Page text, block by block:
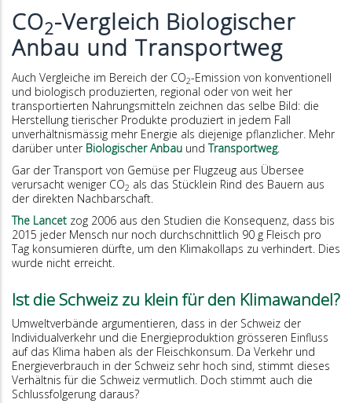
CO2-Vergleich Biologischer
Anbau und Transportweg
Auch Vergleiche im Bereich der CO2-Emission von konventionell
und biologisch produzierten, regional oder von weit her
transportierten Nahrungsmitteln zeichnen das selbe Bild: die
Herstellung tierischer Produkte produziert in jedem Fall
unverhältnismässig mehr Energie als diejenige pflanzlicher. Mehr
darüber unter Biologischer Anbau undTransportweg.
Gar der Transport von Gemüse per Flugzeug aus Übersee
verursacht weniger CO2 als das Stücklein Rind des Bauern aus
der direkten Nachbarschaft.
The Lancet zog 2006 aus den Studien die Konsequenz, dass bis
2015 jeder Mensch nur noch durchschnittlich 90 g Fleisch pro
Tag konsumieren dürfte, um den Klimakollaps zu verhindert. Dies
wurde nicht erreicht.
Ist die Schweiz zu klein für den Klimawandel?
Umweltverbände argumentieren, dass in der Schweiz der
Individualverkehr und die Energieproduktion grösseren Einfluss
auf das Klima haben als der Fleischkonsum. Da Verkehr und
Energieverbrauch in der Schweiz sehr hoch sind, stimmt dieses
Verhältnis für die Schweiz vermutlich. Doch stimmt auch die
Schlussfolgerung daraus?